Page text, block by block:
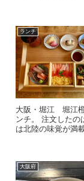
ランチ
大阪・堀江 堀江
ンチ。 注文したの
は北陸の味覚が満
大阪府